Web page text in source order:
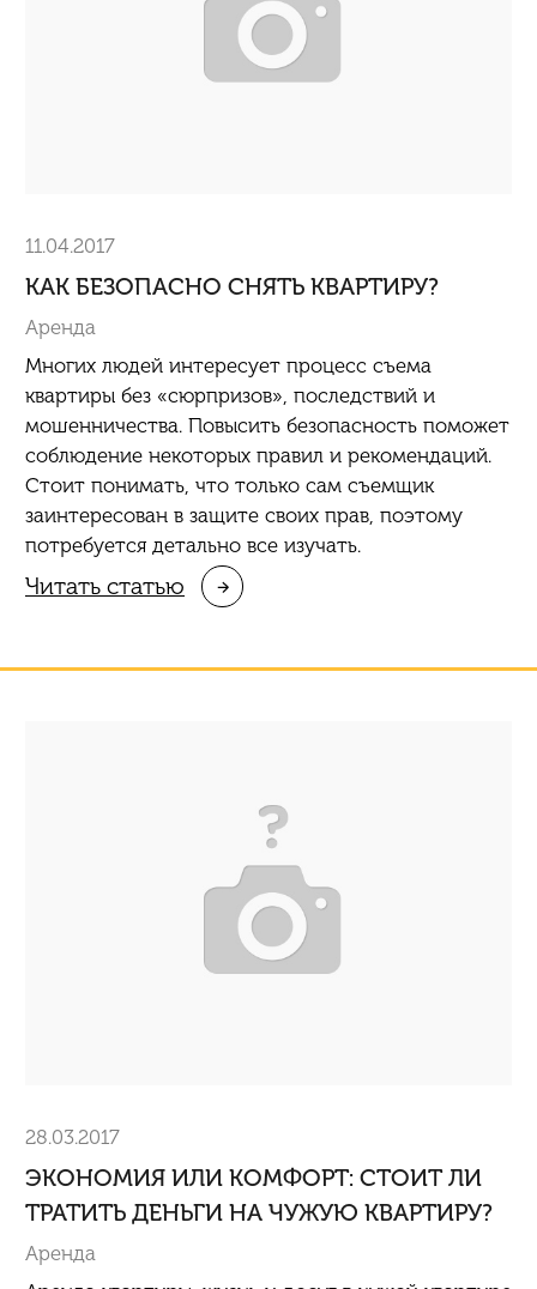
11.04.2017
КАК БЕЗОПАСНО СНЯТЬ КВАРТИРУ?
Аренда
Многих людей интересует процесс съема
квартиры без «сюрпризов», последствий и
мошенничества. Повысить безопасность поможет
соблюдение некоторых правил и рекомендаций.
Стоит понимать, что только сам съемщик
заинтересован в защите своих прав, поэтому
потребуется детально все изучать.
Читать статью
28.03.2017
ЭКОНОМИЯ ИЛИ КОМФОРТ: СТОИТ ЛИ
ТРАТИТЬ ДЕНЬГИ НА ЧУЖУЮ КВАРТИРУ?
Аренда